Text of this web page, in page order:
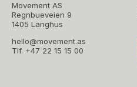
Movement AS
Regnbueveien 9
1405 Langhus
hello@movement.as
Tlf. +47 22 15 15 00